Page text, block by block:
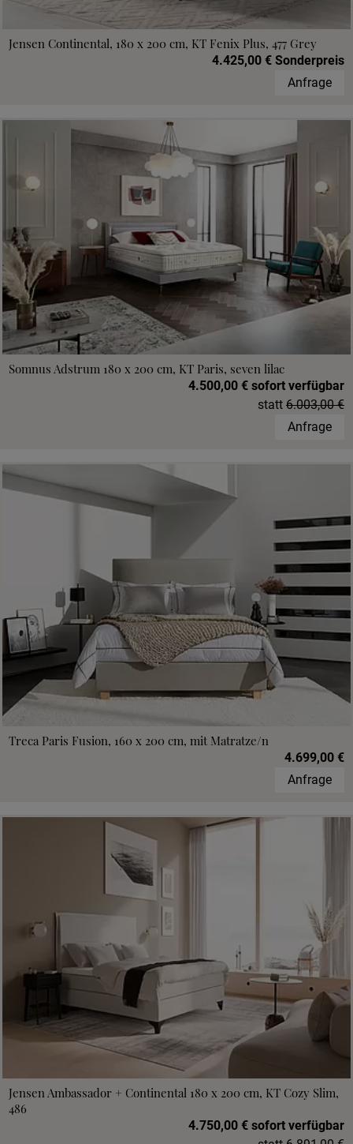
Jensen Continental, 180 x 200 cm, KT Fenix Plus, 477 Grey
4.425,00 € Sonderpreis
Anfrage
Somnus Adstrum 180 x 200 cm, KT Paris, seven lilac
4.500,00 € sofort verfügbar
statt 6.003,00 €
Anfrage
Treca Paris Fusion, 160 x 200 cm, mit Matratze/n
4.699,00 €
Anfrage
Jensen Ambassador + Continental 180 x 200 cm, KT Cozy Slim,
486
4.750,00 € sofort verfügbar